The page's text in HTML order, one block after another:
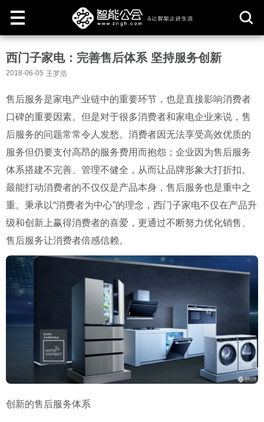
西门子家电：完善售后体系 坚持服务创新
2018-06-05 王罗浩
售后服务是家电产业链中的重要环节，也是直接影响消费者
口碑的重要因素。但是对于很多消费者和家电企业来说，售
后服务的问题常常令人发愁。消费者因无法享受高效优质的
服务但仍要支付高昂的服务费用而抱怨；企业因为售后服务
体系搭建不完善、管理不健全，从而让品牌形象大打折扣。
最能打动消费者的不仅仅是产品本身，售后服务也是重中之
重。秉承以“消费者为中心”的理念，西门子家电不仅在产品升
级和创新上赢得消费者的喜爱，更通过不断努力优化销售、
售后服务让消费者倍感信赖。
创新的售后服务体系